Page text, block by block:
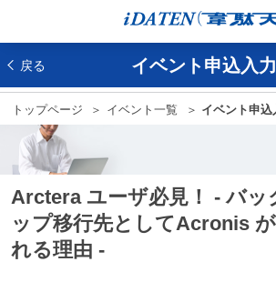
戻る イベント申込入力
トップページ イベント一覧 イベント申込
Arctera ユーザ必見！ - バッ
ップ移行先としてAcronis
れる理由 -